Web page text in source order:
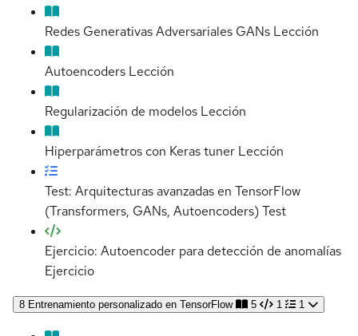
Redes Generativas Adversariales GANs Lección
Autoencoders Lección
Regularización de modelos Lección
Hiperparámetros con Keras tuner Lección
Test: Arquitecturas avanzadas en TensorFlow
(Transformers, GANs, Autoencoders)Test
Ejercicio: Autoencoder para detección de anomalías
Ejercicio
8 Entrenamiento personalizado en TensorFlow 5 1 1